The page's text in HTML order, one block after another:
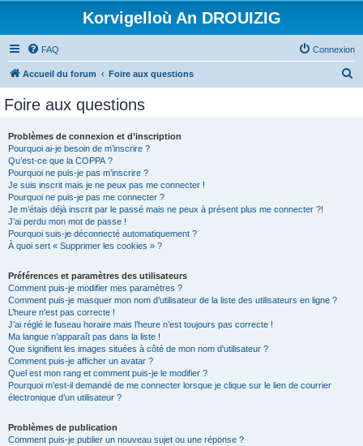
Korvigelloù An DROUIZIG
FAQ Connexion
Accueil du forum Foire aux questions
Foire aux questions
Problèmes de connexion et d’inscription
Pourquoi ai-je besoin de m’inscrire ?
Qu’est-ce que la COPPA ?
Pourquoi ne puis-je pas m’inscrire ?
Je suis inscrit mais je ne peux pas me connecter !
Pourquoi ne puis-je pas me connecter ?
Je m’étais déjà inscrit par le passé mais ne peux à présent plus me connecter ?!
J’ai perdu mon mot de passe !
Pourquoi suis-je déconnecté automatiquement ?
À quoi sert « Supprimer les cookies » ?
Préférences et paramètres des utilisateurs
Comment puis-je modifier mes paramètres ?
Comment puis-je masquer mon nom d’utilisateur de la liste des utilisateurs en ligne ?
L’heure n’est pas correcte !
J’ai réglé le fuseau horaire mais l’heure n’est toujours pas correcte !
Ma langue n’apparaît pas dans la liste !
Que signifient les images situées à côté de mon nom d’utilisateur ?
Comment puis-je afficher un avatar ?
Quel est mon rang et comment puis-je le modifier ?
Pourquoi m’est-il demandé de me connecter lorsque je clique sur le lien de courrier
électronique d’un utilisateur ?
Problèmes de publication
Comment puis-je publier un nouveau sujet ou une réponse ?